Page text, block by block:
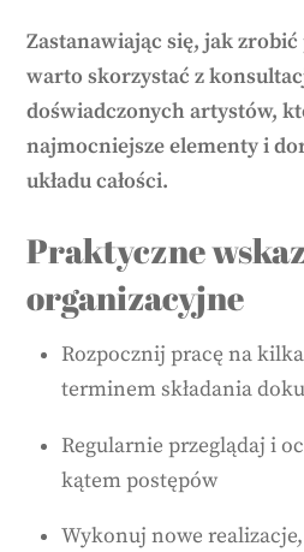
Zastanawiając się, jak
warto skorzystać z
doświadczonych artystów,
najmocniejsze elementy i
układu całości.
Praktyczne
organizacyjne
Rozpocznij pracę na
terminem składania
Regularnie przeglądaj i
kątem postępów
Wykonuj nowe